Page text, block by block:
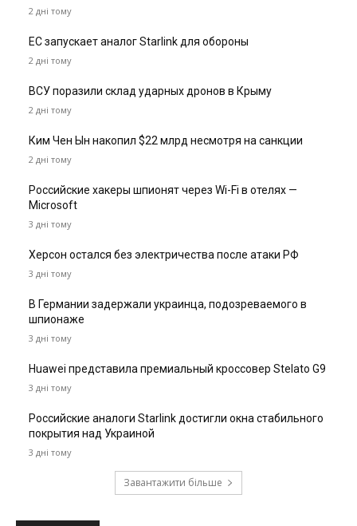
2 дні тому
ЕС запускает аналог Starlink для обороны
2 дні тому
ВСУ поразили склад ударных дронов в Крыму
2 дні тому
Ким Чен Ын накопил $22 млрд несмотря на санкции
2 дні тому
Российские хакеры шпионят через Wi-Fi в отелях —
Microsoft
3 дні тому
Херсон остался без электричества после атаки РФ
3 дні тому
В Германии задержали украинца, подозреваемого в
шпионаже
3 дні тому
Huawei представила премиальный кроссовер Stelato G9
3 дні тому
Российские аналоги Starlink достигли окна стабильного
покрытия над Украиной
3 дні тому
Завантажити більше